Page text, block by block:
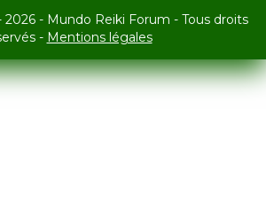
- Mundo Reiki Forum - Tous droits
- Mentions légales